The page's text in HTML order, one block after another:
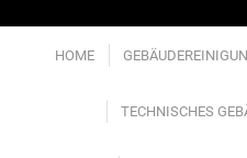
HOME
TECHNISCHES